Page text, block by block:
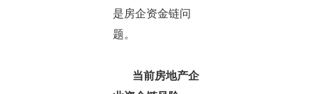
是房企资金链问
题。
当前房地产企